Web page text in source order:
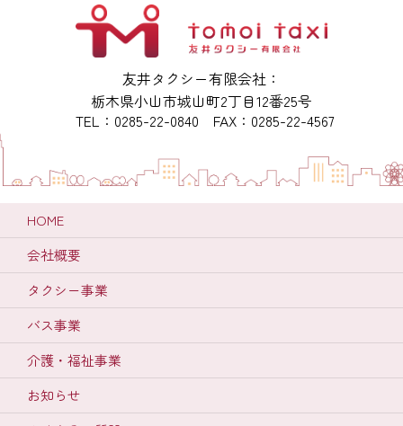
友井タクシー有限会社：
栃木県小山市城山町2丁目12番25号
TEL：0285-22-0840 FAX：0285-22-4567
HOME
会社概要
タクシー事業
バス事業
介護・福祉事業
お知らせ